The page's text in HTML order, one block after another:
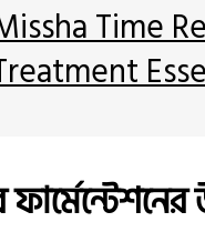
Time